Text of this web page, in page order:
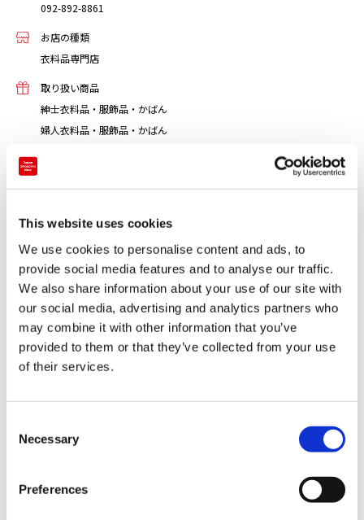
This website uses cookies
We use cookies to personalise content and ads, to
provide social media features and to analyse our traffic.
We also share information about your use of our site with
our social media, advertising and analytics partners who
may combine it with other information that you’ve
provided to them or that they’ve collected from your use
of their services.
Necessary
Preferences
092-892-8861
お店の種類
衣料品専門店
取り扱い商品
紳士衣料品・服飾品・かばん
婦人衣料品・服飾品・かばん
決済
クレジットカード
VISA